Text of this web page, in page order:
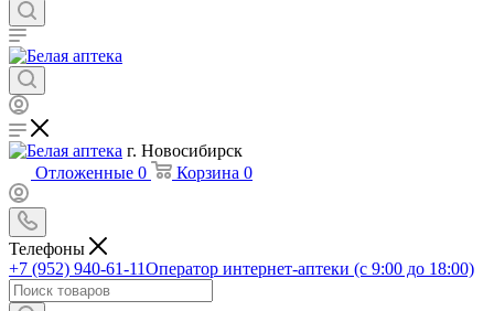
г. Новосибирск
Отложенные 0 Корзина 0
Телефоны
+7 (952) 940-61-11Оператор интернет-аптеки (с 9:00 до 18:00)